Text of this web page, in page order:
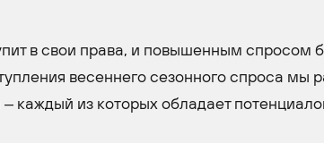
в свои права, и повышенным спросом
весеннего сезонного спроса мы
каждый из которых обладает